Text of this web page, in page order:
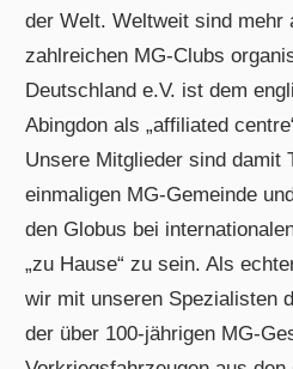
der Welt. Weltweit sind mehr
zahlreichen MG-Clubs
Deutschland e.V. ist dem
Abingdon als „affiliated
Unsere Mitglieder sind damit
einmaligen MG-Gemeinde
den Globus bei
„zu Hause“ zu sein. Als
wir mit unseren Spezialisten
der über 100-jährigen MG-